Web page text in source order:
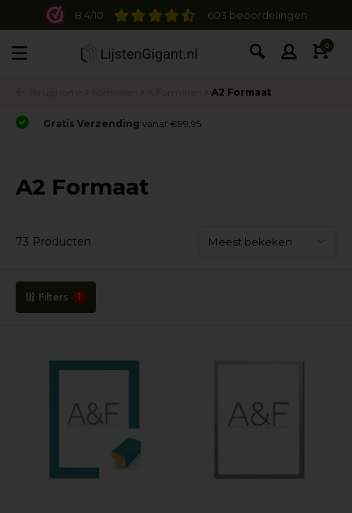
8.4/10 603 beoordelingen
0
A2 Formaat
Gratis Verzending vanaf €99,95
A2 Formaat
73 Producten
Filters 1